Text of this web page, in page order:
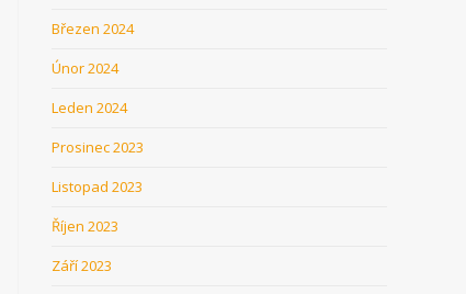
Březen 2024
Únor 2024
Leden 2024
Prosinec 2023
Listopad 2023
Říjen 2023
Září 2023